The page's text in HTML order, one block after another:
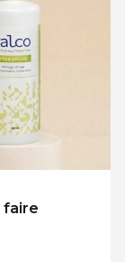
faire